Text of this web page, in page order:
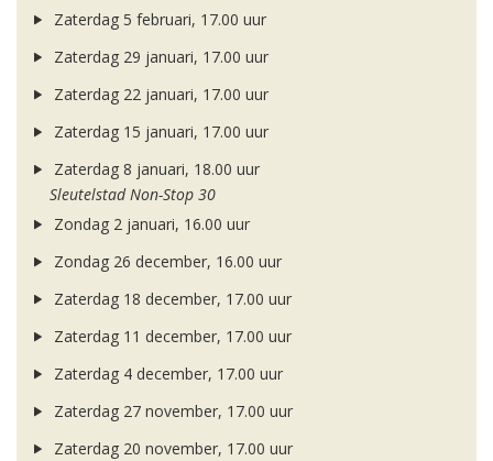
Zaterdag 5 februari, 17.00 uur
Zaterdag 29 januari, 17.00 uur
Zaterdag 22 januari, 17.00 uur
Zaterdag 15 januari, 17.00 uur
Zaterdag 8 januari, 18.00 uur
Sleutelstad Non-Stop 30
Zondag 2 januari, 16.00 uur
Zondag 26 december, 16.00 uur
Zaterdag 18 december, 17.00 uur
Zaterdag 11 december, 17.00 uur
Zaterdag 4 december, 17.00 uur
Zaterdag 27 november, 17.00 uur
Zaterdag 20 november, 17.00 uur